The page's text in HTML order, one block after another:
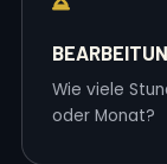
Wie viele
oder Monat?